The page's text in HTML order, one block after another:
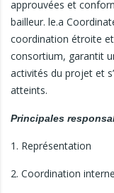
approuvées et
bailleur. le.a
coordination étroite
consortium, garantit
activités du projet et
atteints.
Principales
1. Représentation
2. Coordination interne